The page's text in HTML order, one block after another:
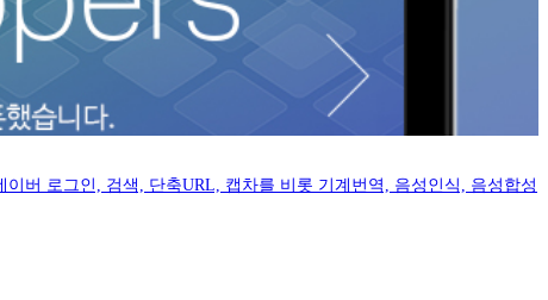
버 로그인, 검색, 단축URL, 캡차를 비롯 기계번역, 음성인식, 음성합성